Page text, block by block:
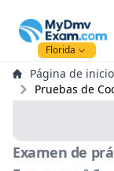
mydmvexam.com
Florida
Página de inicio
Pruebas de
Examen de